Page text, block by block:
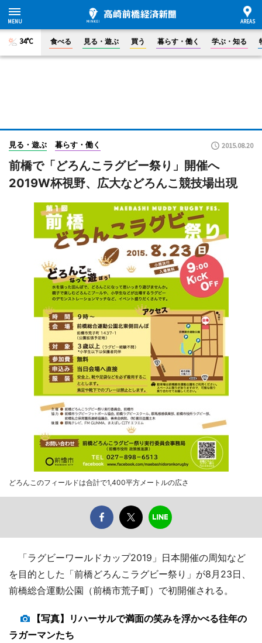
34°C 食べる 見る・遊ぶ 買う 暮らす・働く 学ぶ・知る
見る・遊ぶ 暮らす・働く 2015.08.20
前橋で「どろんこラグビー祭り」開催へ
2019W杯視野、広大などろんこ競技場出現
どろんこのフィールドは合計で1,400平方メートルの広さ
「ラグビーワールドカップ2019」日本開催の周知など
を目的とした「前橋どろんこラグビー祭り」が8月23日、
前橋総合運動公園（前橋市荒子町）で初開催される。
【写真】リハーサルで満面の笑みを浮かべる往年の
ラガーマンたち